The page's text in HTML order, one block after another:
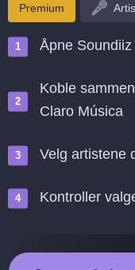
Premium
Åpne
Koble
Claro Música
Velg artistene
Kontroller